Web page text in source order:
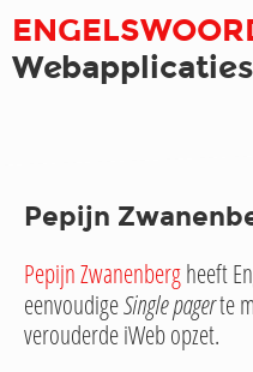
ENG
Webapplicaties
Pepijn
Pepijn Zwanenbergheeft
eenvoudigeSingle pagerte
verouderde iWeb opzet.